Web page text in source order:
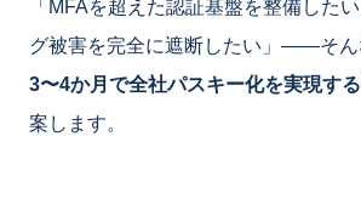
「MFAを超えた認証基盤を整備した
グ被害を完全に遮断したい」——そん
3〜4か月で全社パスキー化を実現す
案します。